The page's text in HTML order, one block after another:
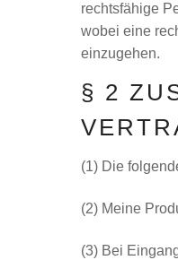
rechtsfähige
wobei eine
einzugehen.
§ 2
(1) Die
(2) Meine
(3) Bei